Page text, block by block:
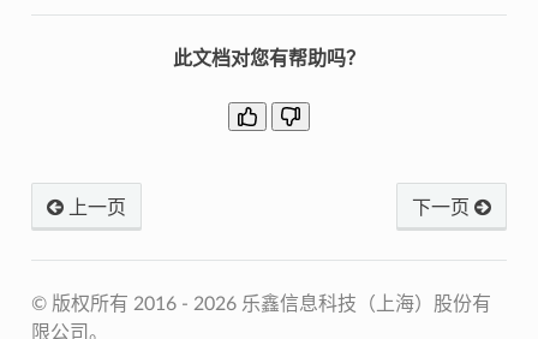
此文档对您有帮助吗？
上一页 下一页
© 版权所有 2016 - 2026 乐鑫信息科技（上海）股份有
限公司。